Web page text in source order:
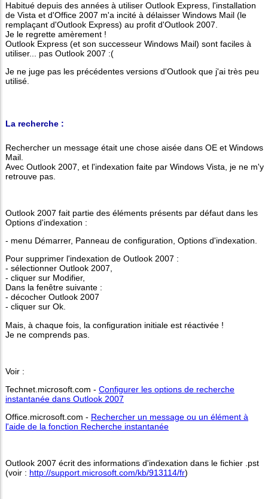
Habitué depuis des années à utiliser Outlook Express, l'installation
de Vista et d'Office 2007 m'a incité à délaisser Windows Mail (le
remplaçant d'Outlook Express) au profit d'Outlook 2007.
Je le regrette amèrement !
Outlook Express (et son successeur Windows Mail) sont faciles à
utiliser... pas Outlook 2007 :(
Je ne juge pas les précédentes versions d'Outlook que j'ai très peu
utilisé.
La recherche :
Rechercher un message était une chose aisée dans OE et Windows
Mail.
Avec Outlook 2007, et l'indexation faite par Windows Vista, je ne m'y
retrouve pas.
Outlook 2007 fait partie des éléments présents par défaut dans les
Options d'indexation :
- menu Démarrer, Panneau de configuration, Options d'indexation.
Pour supprimer l'indexation de Outlook 2007 :
- sélectionner Outlook 2007,
- cliquer sur Modifier,
Dans la fenêtre suivante :
- décocher Outlook 2007
- cliquer sur Ok.
Mais, à chaque fois, la configuration initiale est réactivée !
Je ne comprends pas.
Voir :
Technet.microsoft.com - Configurer les options de recherche
instantanée dans Outlook 2007
Office.microsoft.com - Rechercher un message ou un élément à
l'aide de la fonction Recherche instantanée
Outlook 2007 écrit des informations d'indexation dans le fichier .pst
(voir : http://support.microsoft.com/kb/913114/fr)